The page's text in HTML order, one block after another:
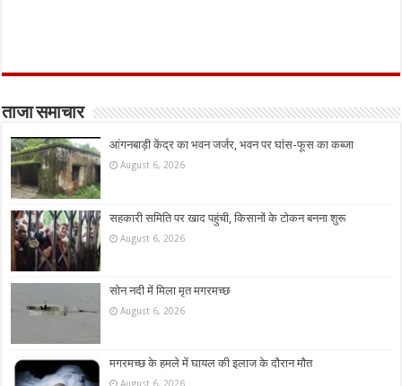
ताजा समाचार
आंगनबाड़ी केंद्र का भवन जर्जर, भवन पर घांस-फूस का कब्जा
August 6, 2026
सहकारी समिति पर खाद पहुंची, किसानों के टोकन बनना शुरू
August 6, 2026
सोन नदी में मिला मृत मगरमच्छ
August 6, 2026
मगरमच्छ के हमले में घायल की इलाज के दौरान मौत
August 6, 2026